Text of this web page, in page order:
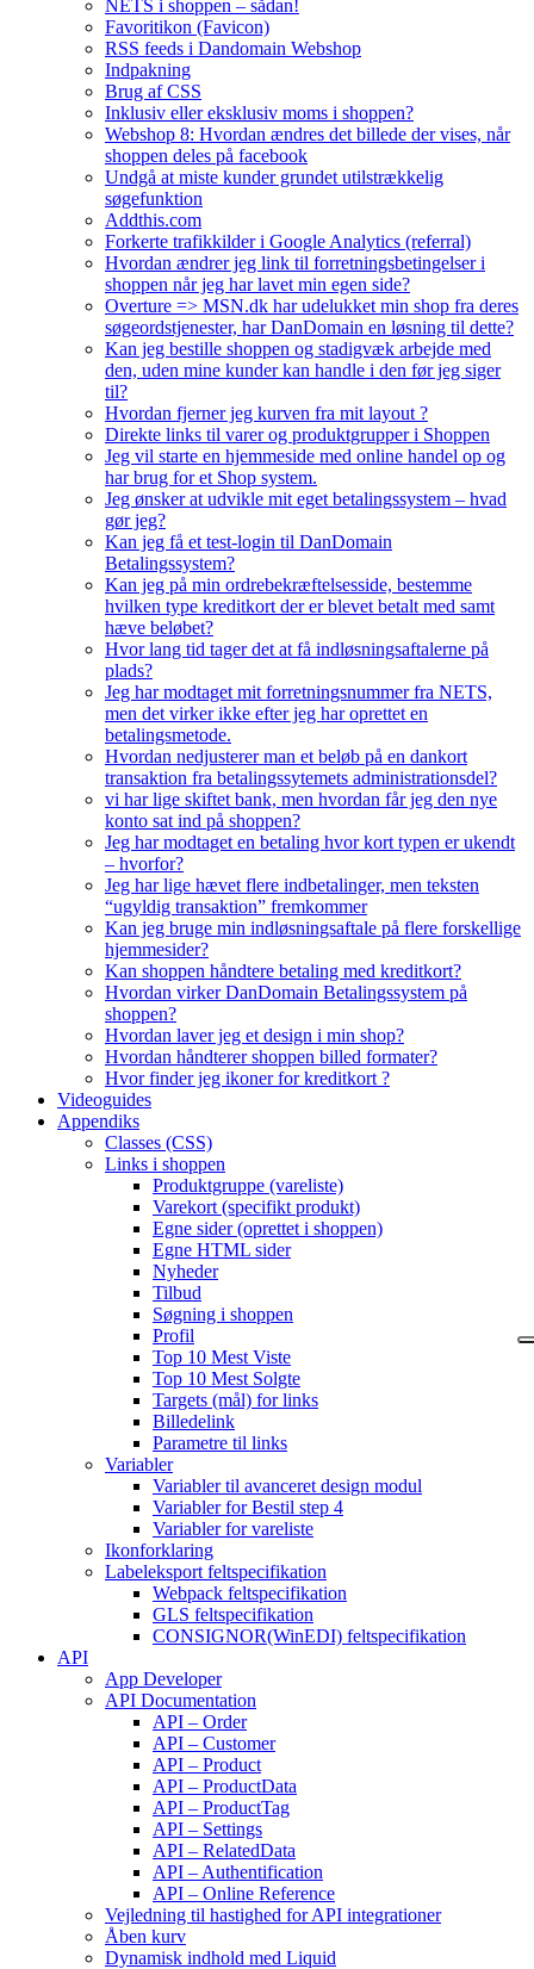
NETS i shoppen – sådan!
Favoritikon (Favicon)
RSS feeds i Dandomain Webshop
Indpakning
Brug af CSS
Inklusiv eller eksklusiv moms i shoppen?
Webshop 8: Hvordan ændres det billede der vises, når
shoppen deles på facebook
Undgå at miste kunder grundet utilstrækkelig
søgefunktion
Addthis.com
Forkerte trafikkilder i Google Analytics (referral)
Hvordan ændrer jeg link til forretningsbetingelser i
shoppen når jeg har lavet min egen side?
Overture => MSN.dk har udelukket min shop fra deres
søgeordstjenester, har DanDomain en løsning til dette?
Kan jeg bestille shoppen og stadigvæk arbejde med
den, uden mine kunder kan handle i den før jeg siger
til?
Hvordan fjerner jeg kurven fra mit layout ?
Direkte links til varer og produktgrupper i Shoppen
Jeg vil starte en hjemmeside med online handel op og
har brug for et Shop system.
Jeg ønsker at udvikle mit eget betalingssystem – hvad
gør jeg?
Kan jeg få et test-login til DanDomain
Betalingssystem?
Kan jeg på min ordrebekræftelsesside, bestemme
hvilken type kreditkort der er blevet betalt med samt
hæve beløbet?
Hvor lang tid tager det at få indløsningsaftalerne på
plads?
Jeg har modtaget mit forretningsnummer fra NETS,
men det virker ikke efter jeg har oprettet en
betalingsmetode.
Hvordan nedjusterer man et beløb på en dankort
transaktion fra betalingssytemets administrationsdel?
vi har lige skiftet bank, men hvordan får jeg den nye
konto sat ind på shoppen?
Jeg har modtaget en betaling hvor kort typen er ukendt
– hvorfor?
Jeg har lige hævet flere indbetalinger, men teksten
“ugyldig transaktion” fremkommer
Kan jeg bruge min indløsningsaftale på flere forskellige
hjemmesider?
Kan shoppen håndtere betaling med kreditkort?
Hvordan virker DanDomain Betalingssystem på
shoppen?
Hvordan laver jeg et design i min shop?
Hvordan håndterer shoppen billed formater?
Hvor finder jeg ikoner for kreditkort ?
Videoguides
Appendiks
Classes (CSS)
Links i shoppen
Produktgruppe (vareliste)
Varekort (specifikt produkt)
Egne sider (oprettet i shoppen)
Egne HTML sider
Nyheder
Tilbud
Søgning i shoppen
Profil
Top 10 Mest Viste
Top 10 Mest Solgte
Targets (mål) for links
Billedelink
Parametre til links
Variabler
Variabler til avanceret design modul
Variabler for Bestil step 4
Variabler for vareliste
Ikonforklaring
Labeleksport feltspecifikation
Webpack feltspecifikation
GLS feltspecifikation
CONSIGNOR(WinEDI) feltspecifikation
API
App Developer
API Documentation
API – Order
API – Customer
API – Product
API – ProductData
API – ProductTag
API – Settings
API – RelatedData
API – Authentification
API – Online Reference
Vejledning til hastighed for API integrationer
Åben kurv
Dynamisk indhold med Liquid